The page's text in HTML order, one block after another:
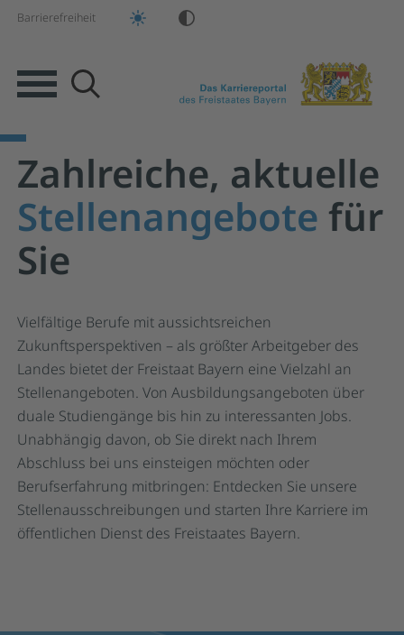
Springe zur Hauptnavigation
Springe zum Hauptinhalt
Springe zum Footer
Barrierefreiheit
Zahlreiche, aktuelle
Stellenangebote für
Sie
Vielfältige Berufe mit aussichtsreichen
Zukunftsperspektiven – als größter Arbeitgeber des
Landes bietet der Freistaat Bayern eine Vielzahl an
Stellenangeboten. Von Ausbildungsangeboten über
duale Studiengänge bis hin zu interessanten Jobs.
Unabhängig davon, ob Sie direkt nach Ihrem
Abschluss bei uns einsteigen möchten oder
Berufserfahrung mitbringen: Entdecken Sie unsere
Stellenausschreibungen und starten Ihre Karriere im
öffentlichen Dienst des Freistaates Bayern.